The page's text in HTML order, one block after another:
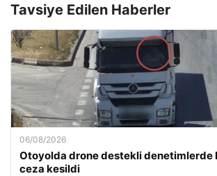
Tavsiye Edilen Haberler
06/08/2026
Otoyolda drone destekli denetimlerde
ceza kesildi